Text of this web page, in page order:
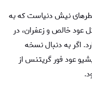
نیش دنیاست که به‌
عود خالص و زعفران، در
اگر به دنبال نسخه
عود فور گریتنس از